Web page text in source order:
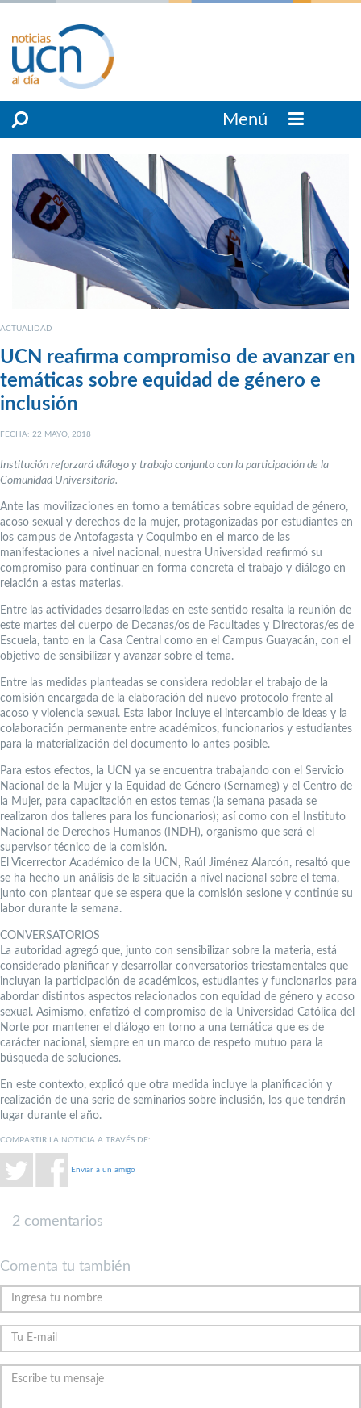
Menú
ACTUALIDAD
UCN reafirma compromiso de avanzar en
temáticas sobre equidad de género e
inclusión
FECHA: 22 MAYO, 2018
Institución reforzará diálogo y trabajo conjunto con la participación de la
Comunidad Universitaria.
Ante las movilizaciones en torno a temáticas sobre equidad de género,
acoso sexual y derechos de la mujer, protagonizadas por estudiantes en
los campus de Antofagasta y Coquimbo en el marco de las
manifestaciones a nivel nacional, nuestra Universidad reafirmó su
compromiso para continuar en forma concreta el trabajo y diálogo en
relación a estas materias.
Entre las actividades desarrolladas en este sentido resalta la reunión de
este martes del cuerpo de Decanas/os de Facultades y Directoras/es de
Escuela, tanto en la Casa Central como en el Campus Guayacán, con el
objetivo de sensibilizar y avanzar sobre el tema.
Entre las medidas planteadas se considera redoblar el trabajo de la
comisión encargada de la elaboración del nuevo protocolo frente al
acoso y violencia sexual. Esta labor incluye el intercambio de ideas y la
colaboración permanente entre académicos, funcionarios y estudiantes
para la materialización del documento lo antes posible.
Para estos efectos, la UCN ya se encuentra trabajando con el Servicio
Nacional de la Mujer y la Equidad de Género (Sernameg) y el Centro de
la Mujer, para capacitación en estos temas (la semana pasada se
realizaron dos talleres para los funcionarios); así como con el Instituto
Nacional de Derechos Humanos (INDH), organismo que será el
supervisor técnico de la comisión.
El Vicerrector Académico de la UCN, Raúl Jiménez Alarcón, resaltó que
se ha hecho un análisis de la situación a nivel nacional sobre el tema,
junto con plantear que se espera que la comisión sesione y continúe su
labor durante la semana.
CONVERSATORIOS
La autoridad agregó que, junto con sensibilizar sobre la materia, está
considerado planificar y desarrollar conversatorios triestamentales que
incluyan la participación de académicos, estudiantes y funcionarios para
abordar distintos aspectos relacionados con equidad de género y acoso
sexual. Asimismo, enfatizó el compromiso de la Universidad Católica del
Norte por mantener el diálogo en torno a una temática que es de
carácter nacional, siempre en un marco de respeto mutuo para la
búsqueda de soluciones.
En este contexto, explicó que otra medida incluye la planificación y
realización de una serie de seminarios sobre inclusión, los que tendrán
lugar durante el año.
COMPARTIR LA NOTICIA A TRAVÉS DE:
Enviar a un amigo
2 comentarios
Comenta tu también